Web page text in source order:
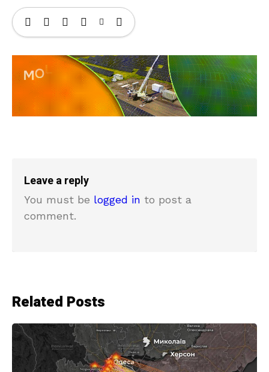
Leave a reply
You must be logged in to post a
comment.
Related Posts